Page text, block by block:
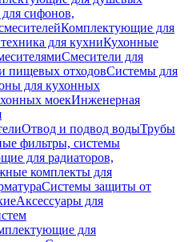
сифонов,
Комплектующие для
для кухниКухонные
Смесители для
пищевых отходовСистемы для
для кухонных
моекИнженерная
Отвод и подвод водыТрубы
фильтры, системы
для радиаторов,
комплекты для
Системы защиты от
Аксессуары для
для